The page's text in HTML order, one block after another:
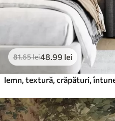
81.65lei48.99 lei